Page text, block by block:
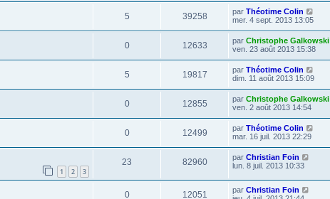
5 39258 par Théotime Colin
mer. 4 sept. 2013 13:05
0 12633 par Christophe Galkowski
ven. 23 août 2013 15:38
5 19817 par Théotime Colin
dim. 11 août 2013 15:09
0 12855 par Christophe Galkowski
ven. 2 août 2013 14:54
0 12499 par Théotime Colin
mar. 16 juil. 2013 22:29
1 2 3
23 82960 par Christian Foin
lun. 8 juil. 2013 10:33
0 12051 par Christian Foin